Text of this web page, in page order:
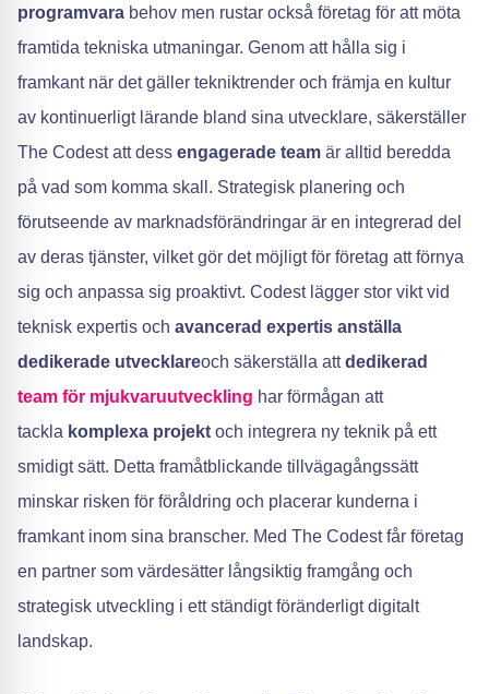
programvara behov men rustar också företag för att möta
framtida tekniska utmaningar. Genom att hålla sig i
framkant när det gäller tekniktrender och främja en kultur
av kontinuerligt lärande bland sina utvecklare, säkerställer
The Codest att dess engagerade team är alltid beredda
på vad som komma skall. Strategisk planering och
förutseende av marknadsförändringar är en integrerad del
av deras tjänster, vilket gör det möjligt för företag att förnya
sig och anpassa sig proaktivt. Codest lägger stor vikt vid
teknisk expertis och avancerad expertis anställa
dedikerade utvecklareoch säkerställa attdedikerad
team för mjukvaruutveckling har förmågan att
tackla komplexa projekt och integrera ny teknik på ett
smidigt sätt. Detta framåtblickande tillvägagångssätt
minskar risken för föråldring och placerar kunderna i
framkant inom sina branscher. Med The Codest får företag
en partner som värdesätter långsiktig framgång och
strategisk utveckling i ett ständigt föränderligt digitalt
landskap.